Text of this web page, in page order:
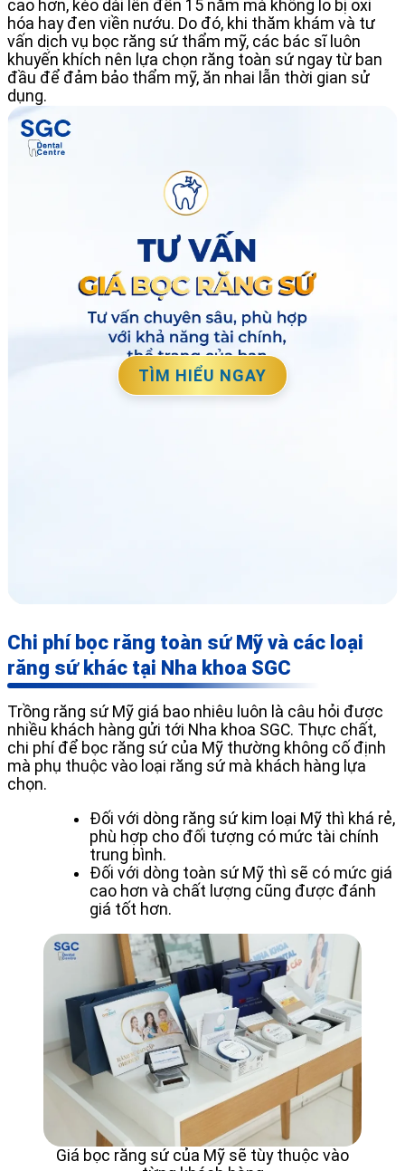
cao hơn, kéo dài lên đến 15 năm mà không lo bị oxi
hóa hay đen viền nướu. Do đó, khi thăm khám và tư
vấn dịch vụ bọc răng sứ thẩm mỹ, các bác sĩ luôn
khuyến khích nên lựa chọn răng toàn sứ ngay từ ban
đầu để đảm bảo thẩm mỹ, ăn nhai lẫn thời gian sử
dụng.
TÌM HIỂU NGAY
Chi phí bọc răng toàn sứ Mỹ và các loại
răng sứ khác tại Nha khoa SGC
Trồng răng sứ Mỹ giá bao nhiêu luôn là câu hỏi được
nhiều khách hàng gửi tới Nha khoa SGC. Thực chất,
chi phí để bọc răng sứ của Mỹ thường không cố định
mà phụ thuộc vào loại răng sứ mà khách hàng lựa
chọn.
Đối với dòng răng sứ kim loại Mỹ thì khá rẻ,
phù hợp cho đối tượng có mức tài chính
trung bình.
Đối với dòng toàn sứ Mỹ thì sẽ có mức giá
cao hơn và chất lượng cũng được đánh
giá tốt hơn.
Giá bọc răng sứ của Mỹ sẽ tùy thuộc vào